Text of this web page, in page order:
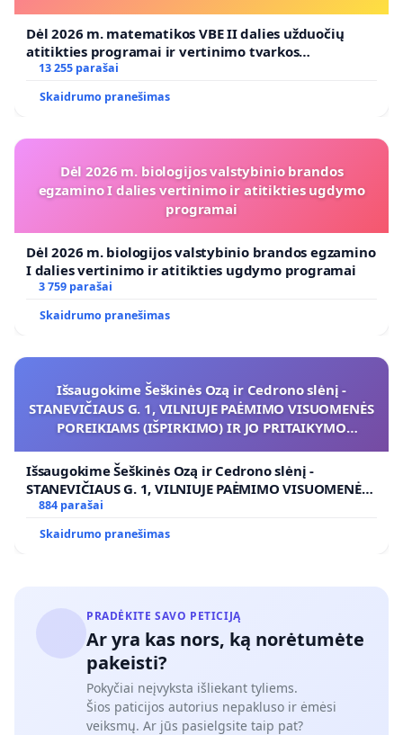
Dėl 2026 m. matematikos VBE II dalies užduočių
atitikties programai ir vertinimo tvarkos
koregavimo
13 255 parašai
Skaidrumo pranešimas
Dėl 2026 m. biologijos valstybinio brandos
egzamino I dalies vertinimo ir atitikties ugdymo
programai
Dėl 2026 m. biologijos valstybinio brandos egzamino
I dalies vertinimo ir atitikties ugdymo programai
3 759 parašai
Skaidrumo pranešimas
Išsaugokime Šeškinės Ozą ir Cedrono slėnį -
STANEVIČIAUS G. 1, VILNIUJE PAĖMIMO VISUOMENĖS
POREIKIAMS (IŠPIRKIMO) IR JO PRITAIKYMO
Išsaugokime Šeškinės Ozą ir Cedrono slėnį -
STANEVIČIAUS G. 1, VILNIUJE PAĖMIMO VISUOMENĖS
POREIKIAMS (IŠPIRKIMO) IR JO PRITAIKYMO VIEŠAJAI
884 parašai
Skaidrumo pranešimas
PRADĖKITE SAVO PETICIJĄ
Ar yra kas nors, ką norėtumėte
pakeisti?
Pokyčiai neįvyksta išliekant tyliems.
Šios paticijos autorius nepakluso ir ėmėsi
veiksmų. Ar jūs pasielgsite taip pat?